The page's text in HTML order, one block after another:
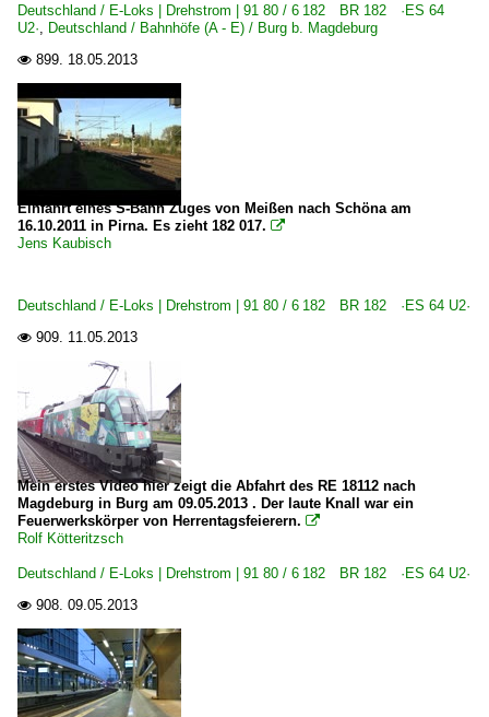
Deutschland / E-Loks | Drehstrom | 91 80 / 6 182 BR 182 ·ES 64
U2·, Deutschland / Bahnhöfe (A - E) / Burg b. Magdeburg
 899. 18.05.2013
Einfahrt eines S-Bahn Zuges von Meißen nach Schöna am
16.10.2011 in Pirna. Es zieht 182 017. 
Jens Kaubisch
Deutschland / E-Loks | Drehstrom | 91 80 / 6 182 BR 182 ·ES 64 U2·
 909. 11.05.2013
Mein erstes Video hier zeigt die Abfahrt des RE 18112 nach
Magdeburg in Burg am 09.05.2013 . Der laute Knall war ein
Feuerwerkskörper von Herrentagsfeierern. 
Rolf Kötteritzsch
Deutschland / E-Loks | Drehstrom | 91 80 / 6 182 BR 182 ·ES 64 U2·
 908. 09.05.2013